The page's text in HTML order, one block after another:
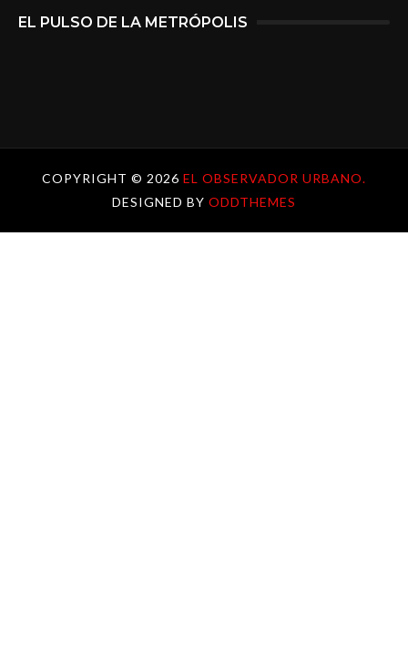
EL PULSO DE LA METRÓPOLIS
COPYRIGHT © 2026 EL OBSERVADOR URBANO.
DESIGNED BY ODDTHEMES